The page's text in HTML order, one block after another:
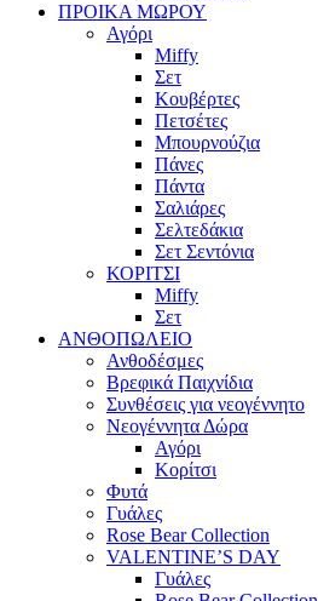
ΠΡΟΙΚΑ ΜΩΡΟΥ
Αγόρι
Miffy
Σετ
Κουβέρτες
Πετσέτες
Μπουρνούζια
Πάνες
Πάντα
Σαλιάρες
Σελτεδάκια
Σετ Σεντόνια
ΚΟΡΙΤΣΙ
Miffy
Σετ
ΑΝΘΟΠΩΛΕΙΟ
Ανθοδέσμες
Βρεφικά Παιχνίδια
Συνθέσεις για νεογέννητο
Νεογέννητα Δώρα
Αγόρι
Κορίτσι
Φυτά
Γυάλες
Rose Bear Collection
VALENTINE’S DAY
Γυάλες